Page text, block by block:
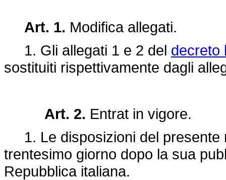
Art. 1. Modifica allegati.
1. Gli allegati 1 e 2 del decreto
sostituiti rispettivamente dagli
Art. 2. Entrat in vigore.
1. Le disposizioni del presente
trentesimo giorno dopo la sua
Repubblica italiana.